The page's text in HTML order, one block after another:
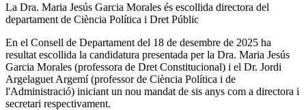
La Dra. Maria Jesús Garcia Morales és escollida directora del
departament de Ciència Política i Dret Públic
En el Consell de Departament del 18 de desembre de 2025 ha
resultat escollida la candidatura presentada per la Dra. Maria Jesús
Garcia Morales (professora de Dret Constitucional) i el Dr. Jordi
Argelaguet Argemí (professor de Ciència Política i de
l'Administració) iniciant un nou mandat de sis anys com a directora i
secretari respectivament.